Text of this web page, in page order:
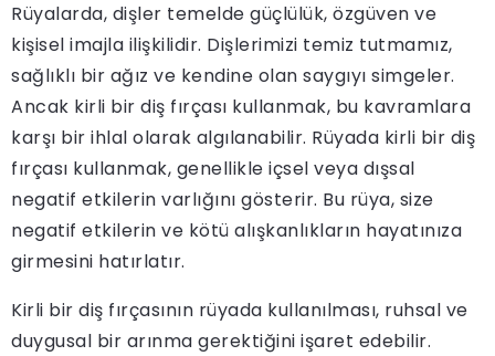
Rüyalarda, dişler temelde güçlülük, özgüven ve
kişisel imajla ilişkilidir. Dişlerimizi temiz tutmamız,
sağlıklı bir ağız ve kendine olan saygıyı simgeler.
Ancak kirli bir diş fırçası kullanmak, bu kavramlara
karşı bir ihlal olarak algılanabilir. Rüyada kirli bir diş
fırçası kullanmak, genellikle içsel veya dışsal
negatif etkilerin varlığını gösterir. Bu rüya, size
negatif etkilerin ve kötü alışkanlıkların hayatınıza
girmesini hatırlatır.
Kirli bir diş fırçasının rüyada kullanılması, ruhsal ve
duygusal bir arınma gerektiğini işaret edebilir.